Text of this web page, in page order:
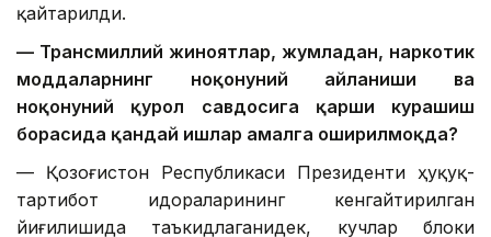
қайтарилди.
— Трансмиллий жиноятлар, жумладан, наркотик
моддаларнинг ноқонуний айланиши ва
ноқонуний қурол савдосига қарши курашиш
борасида қандай ишлар амалга оширилмоқда?
— Қозоғистон Республикаси Президенти ҳуқуқ-
тартибот идораларининг кенгайтирилган
йиғилишида таъкидлаганидек, кучлар блоки